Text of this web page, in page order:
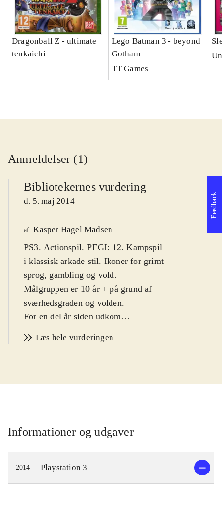
Dragonball Z - ultimate
tenkaichi
Lego Batman 3 - beyond
Gotham
TT Games
Anmeldelser (1)
Bibliotekernes vurdering
d. 5. maj 2014
af Kasper Hagel Madsen
PS3. Actionspil. PEGI: 12. Kampspil
i klassisk arkade stil. Ikoner for grimt
sprog, gambling og vold.
Målgruppen er 10 år + på grund af
sværhedsgraden og volden.
For en del år siden udkom
kampspil. Baseret på den japanske
bekæmpede hinanden med endnu
favorit blandt mange kampspilfans.
Nu er der så kommet en ny udgave.
Kampene er en mod en, og der er
ikke sparet på flotte effekter, når man
udfører specielle moves, som fylder
hele skærmen i flot
Læs hele vurderingen
Informationer og udgaver
2014 Playstation 3
Feedback